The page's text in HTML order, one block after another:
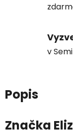
v
Popis
Značka